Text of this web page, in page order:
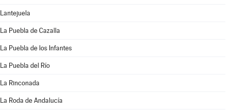
Lantejuela
La Puebla de Cazalla
La Puebla de los Infantes
La Puebla del Río
La Rinconada
La Roda de Andalucía